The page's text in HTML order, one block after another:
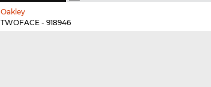
Oakley
TWOFACE - 918946